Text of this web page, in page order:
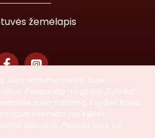
Jūsų naršymo patirtį, šioje
Paspaudę mygtuką „Sutinku“
savo sutikimą, kurį bet kada
savo interneto naršyklės
slapukus. Plačiau apie tai:
žemėlapis
Visos teisės saugomos